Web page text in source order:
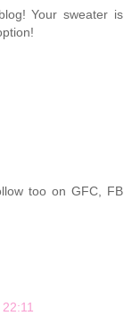
Your sweater is
too on GFC, FB